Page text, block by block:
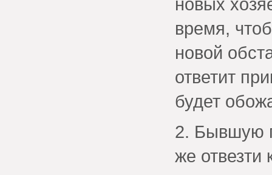
время,
новой
ответит
будет
2. Бывшую
же отвезти